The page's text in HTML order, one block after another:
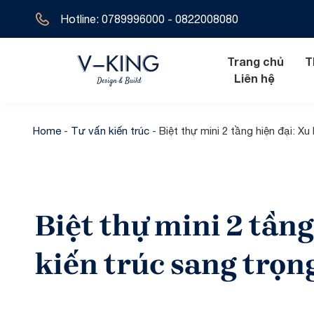
Hotline: 0789996000 - 0822008080
Trang chủ
Biệt thự cổ
Biệt thự địa
Biệt thự 1
Nội thất cổ điển
Liên hệ
Home- Tư vấn kiến trúc- Biệt thự mini 2 tầng hiện đại:
Biệt thự mini 2
kiến trúc sang